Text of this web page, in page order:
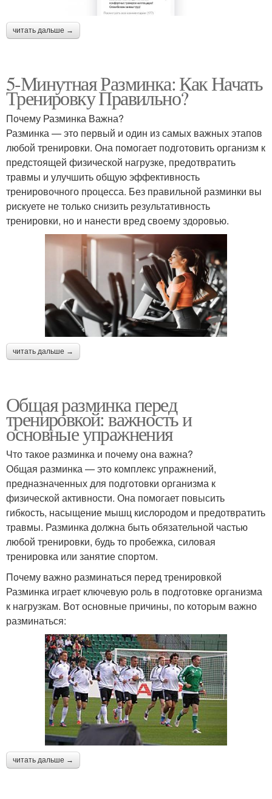
читать дальше →
5-Минутная Разминка: Как Начать
Тренировку Правильно?
Почему Разминка Важна?
Разминка — это первый и один из самых важных этапов
любой тренировки. Она помогает подготовить организм к
предстоящей физической нагрузке, предотвратить
травмы и улучшить общую эффективность
тренировочного процесса. Без правильной разминки вы
рискуете не только снизить результативность
тренировки, но и нанести вред своему здоровью.
читать дальше →
Общая разминка перед
тренировкой: важность и
основные упражнения
Что такое разминка и почему она важна?
Общая разминка — это комплекс упражнений,
предназначенных для подготовки организма к
физической активности. Она помогает повысить
гибкость, насыщение мышц кислородом и предотвратить
травмы. Разминка должна быть обязательной частью
любой тренировки, будь то пробежка, силовая
тренировка или занятие спортом.
Почему важно разминаться перед тренировкой
Разминка играет ключевую роль в подготовке организма
к нагрузкам. Вот основные причины, по которым важно
разминаться:
читать дальше →